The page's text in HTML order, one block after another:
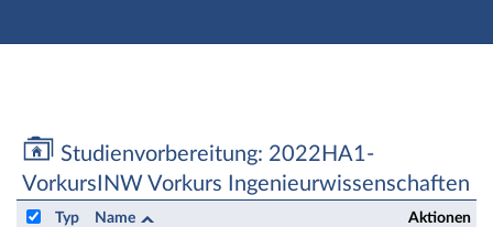
Hauptnavigation
Studienvorbereitung: 2022HA1-VorkursINW
Studienvorbereitung: 2022HA1-
VorkursINW Vorkurs Ingenieurwissenschaften
Typ Name Aktionen